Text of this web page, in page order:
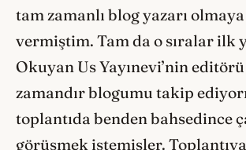
tam zamanlı blog yazarı
vermiştim. Tam da o sıralar ilk
Okuyan Us Yayınevi’nin
zamandır blogumu takip
toplantıda benden bahsedince
görüşmek istemişler.